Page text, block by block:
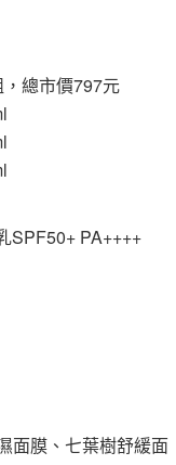
總市價797元
SPF50+ PA++++
面膜、七葉樹舒緩面